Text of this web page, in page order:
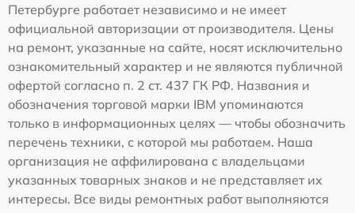
Петербурге работает независимо и не имеет
официальной авторизации от производителя. Цены
на ремонт, указанные на сайте, носят исключительно
ознакомительный характер и не являются публичной
офертой согласно п. 2 ст. 437 ГК РФ. Названия и
обозначения торговой марки IBM упоминаются
только в информационных целях — чтобы обозначить
перечень техники, с которой мы работаем. Наша
организация не аффилирована с владельцами
указанных товарных знаков и не представляет их
интересы. Все виды ремонтных работ выполняются